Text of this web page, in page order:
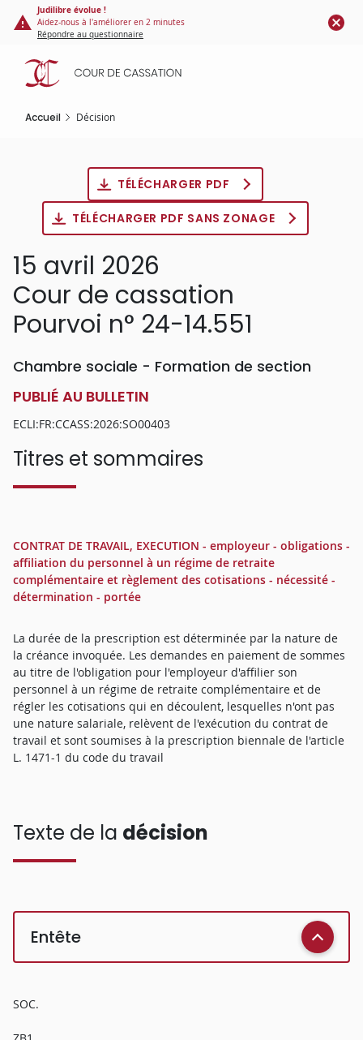
Panneau de gestion des cookies
contenu
principal
Judilibre évolue !
Aidez-nous à l'améliorer en 2 minutes
Répondre au questionnaire
Accueil Décision
TÉLÉCHARGER PDF
TÉLÉCHARGER PDF SANS ZONAGE
15 avril 2026
Cour de cassation
Pourvoi n° 24-14.551
Chambre sociale - Formation de section
PUBLIÉ AU BULLETIN
ECLI:FR:CCASS:2026:SO00403
Titres et sommaires
CONTRAT DE TRAVAIL, EXECUTION - employeur - obligations -
affiliation du personnel à un régime de retraite
complémentaire et règlement des cotisations - nécessité -
détermination - portée
La durée de la prescription est déterminée par la nature de
la créance invoquée. Les demandes en paiement de sommes
au titre de l'obligation pour l'employeur d'affilier son
personnel à un régime de retraite complémentaire et de
régler les cotisations qui en découlent, lesquelles n'ont pas
une nature salariale, relèvent de l'exécution du contrat de
travail et sont soumises à la prescription biennale de l'article
L. 1471-1 du code du travail
Texte de la décision
Entête
SOC.